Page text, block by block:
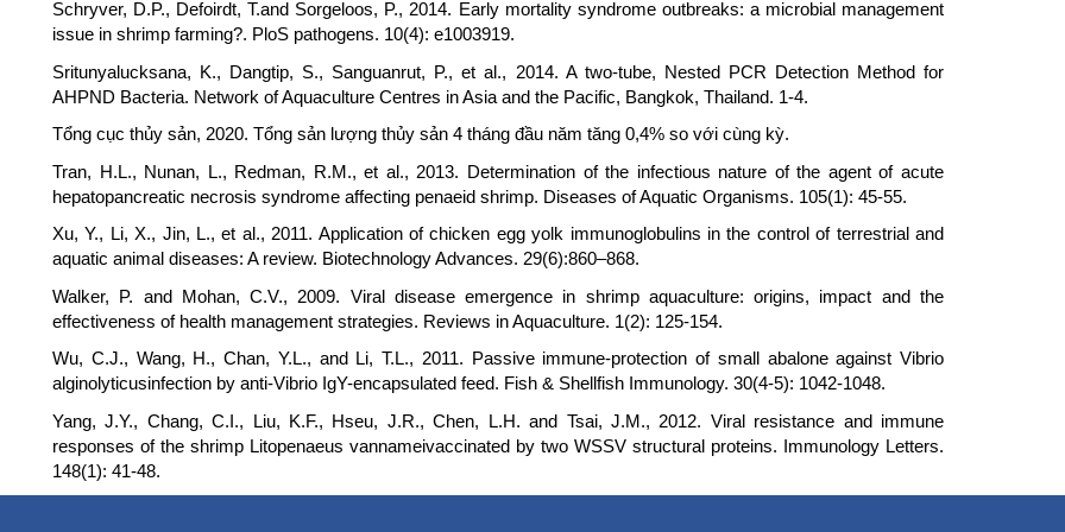
Schryver, D.P., Defoirdt, T.and Sorgeloos, P., 2014. Early mortality syndrome outbreaks: a microbial management
issue in shrimp farming?. PloS pathogens. 10(4): e1003919.
Sritunyalucksana, K., Dangtip, S., Sanguanrut, P., et al., 2014. A two-tube, Nested PCR Detection Method for
AHPND Bacteria. Network of Aquaculture Centres in Asia and the Pacific, Bangkok, Thailand. 1-4.
Tổng cục thủy sản, 2020. Tổng sản lượng thủy sản 4 tháng đầu năm tăng 0,4% so với cùng kỳ.
Tran, H.L., Nunan, L., Redman, R.M., et al., 2013. Determination of the infectious nature of the agent of acute
hepatopancreatic necrosis syndrome affecting penaeid shrimp. Diseases of Aquatic Organisms. 105(1): 45-55.
Xu, Y., Li, X., Jin, L., et al., 2011. Application of chicken egg yolk immunoglobulins in the control of terrestrial and
aquatic animal diseases: A review. Biotechnology Advances. 29(6):860–868.
Walker, P. and Mohan, C.V., 2009. Viral disease emergence in shrimp aquaculture: origins, impact and the
effectiveness of health management strategies. Reviews in Aquaculture. 1(2): 125-154.
Wu, C.J., Wang, H., Chan, Y.L., and Li, T.L., 2011. Passive immune-protection of small abalone against Vibrio
alginolyticusinfection by anti-Vibrio IgY-encapsulated feed. Fish & Shellfish Immunology. 30(4-5): 1042-1048.
Yang, J.Y., Chang, C.I., Liu, K.F., Hseu, J.R., Chen, L.H. and Tsai, J.M., 2012. Viral resistance and immune
responses of the shrimp Litopenaeus vannameivaccinated by two WSSV structural proteins. Immunology Letters.
148(1): 41-48.